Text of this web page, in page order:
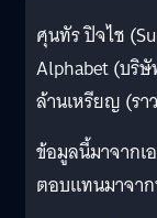
ศุนทัร ปิจไช
Alphabet (บริ
ล้านเหรียญ (รา
ข้อมูลนี้มาจาก
ตอบแทนมาจา